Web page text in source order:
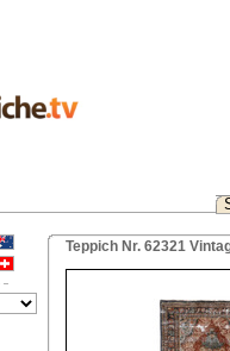
Teppich Nr. 62321